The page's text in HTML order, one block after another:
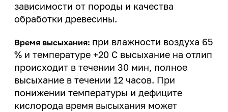
зависимости от породы и качества
обработки древесины.
Время высыхания: при влажности воздуха 65
% и температуре +20 С высыхание на отлип
происходит в течении 30 мин, полное
высыхание в течении 12 часов. При
понижении температуры и дефиците
кислорода время высыхания может